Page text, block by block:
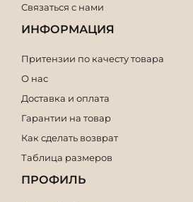
Связаться с нами
ИНФОРМАЦИЯ
Притензии по качесту товара
О нас
Доставка и оплата
Гарантии на товар
Как сделать возврат
Таблица размеров
ПРОФИЛЬ